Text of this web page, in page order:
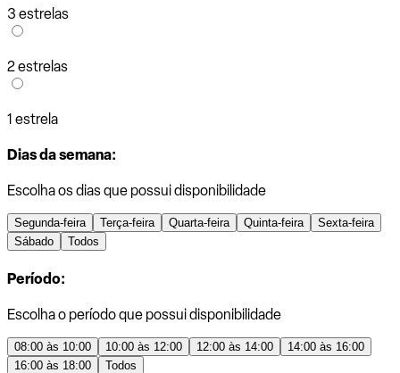
3 estrelas
2 estrelas
1 estrela
Dias da semana:
Escolha os dias que possui disponibilidade
Segunda-feira Terça-feira Quarta-feira Quinta-feira
Sexta-feira
Sábado
Todos
Período:
Escolha o período que possui disponibilidade
08:00 às 10:00 10:00 às 12:00 12:00 às 14:00
14:00 às 16:00
16:00 às 18:00
Todos